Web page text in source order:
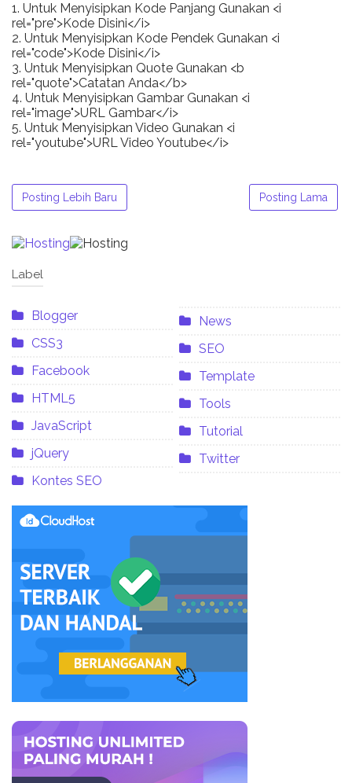
1. Untuk Menyisipkan Kode Panjang Gunakan <i
rel="pre">Kode Disini</i>
2. Untuk Menyisipkan Kode Pendek Gunakan <i
rel="code">Kode Disini</i>
3. Untuk Menyisipkan Quote Gunakan <b
rel="quote">Catatan Anda</b>
4. Untuk Menyisipkan Gambar Gunakan <i
rel="image">URL Gambar</i>
5. Untuk Menyisipkan Video Gunakan <i
rel="youtube">URL Video Youtube</i>
Posting Lebih Baru Posting Lama
Label
Blogger
CSS3
Facebook
HTML5
JavaScript
jQuery
Kontes SEO
News
SEO
Template
Tools
Tutorial
Twitter